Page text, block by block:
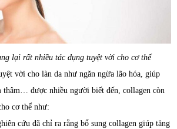
lại rất nhiều tác dụng tuyệt vời cho cơ thể
vời cho làn da như ngăn ngừa lão hóa, giúp
thâm… được nhiều người biết đến, collagen còn
cơ thể như:
cứu đã chỉ ra rằng bổ sung collagen giúp tăng